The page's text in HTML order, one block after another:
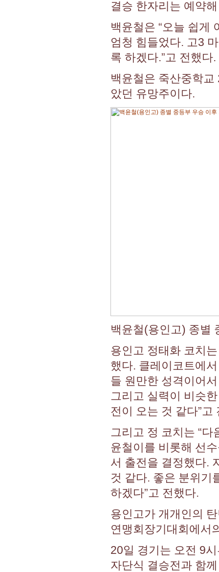
결승 한자리는 예약
백윤철은 “오늘 쉽게
엄청 힘들었다. 고3
록 하겠다.”고 전했다.
백윤철은 죽산중학
았던 유망주이다.
백윤철(용인고) 종별
용인고 정태화 코치
했다. 클레이코트에
들 원만한 성격이어
그리고 실력이 비슷
전이 오는 것 같다”고
그리고 정 코치는 “
윤철이를 비롯해 선
서 출전을 결정했다.
것 같다. 좋은 분위기
하겠다”고 전했다.
용인고가 개개인의
연맹회장기대회에서
20일 경기는 오전 9
자단식 결승전과 함